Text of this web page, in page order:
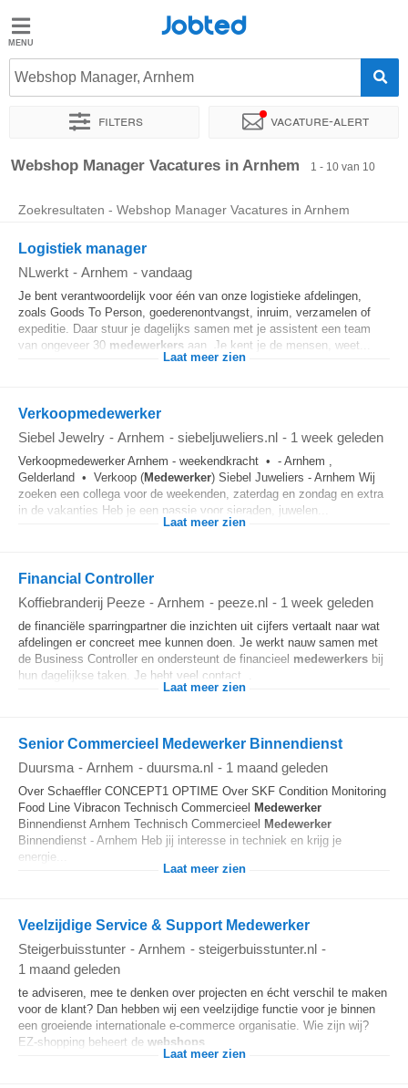
Jobted
Vacatures
Salarissen
Jobted
Webshop Manager, Arnhem
Filters Vacature-alert
Sorteer op Exacte locatie Soort dienstverband Werkuren
Webshop Manager Vacatures in Arnhem 1 - 10 van 10
Zoekresultaten - Webshop Manager Vacatures in Arnhem
Logistiek manager
NLwerkt - Arnhem - vandaag
Je bent verantwoordelijk voor één van onze logistieke afdelingen,
zoals Goods To Person, goederenontvangst, inruim, verzamelen of
expeditie. Daar stuur je dagelijks samen met je assistent een team
van ongeveer 30 medewerkers aan. Je kent je de mensen, weet...
Laat meer zien
Verkoopmedewerker
Siebel Jewelry - Arnhem - siebeljuweliers.nl - 1 week geleden
Verkoopmedewerker Arnhem - weekendkracht • - Arnhem ,
Gelderland • Verkoop (Medewerker) Siebel Juweliers - Arnhem Wij
zoeken een collega voor de weekenden, zaterdag en zondag en extra
in de vakanties Heb je een passie voor sieraden, juwelen...
Laat meer zien
Financial Controller
Koffiebranderij Peeze - Arnhem - peeze.nl - 1 week geleden
de financiële sparringpartner die inzichten uit cijfers vertaalt naar wat
afdelingen er concreet mee kunnen doen. Je werkt nauw samen met
de Business Controller en ondersteunt de financieel medewerkers bij
hun dagelijkse taken. Je hebt veel contact...
Laat meer zien
Senior Commercieel Medewerker Binnendienst
Duursma - Arnhem - duursma.nl - 1 maand geleden
Over Schaeffler CONCEPT1 OPTIME Over SKF Condition Monitoring
Food Line Vibracon Technisch Commercieel Medewerker
Binnendienst Arnhem Technisch Commercieel Medewerker
Binnendienst - Arnhem Heb jij interesse in techniek en krijg je
energie...
Laat meer zien
Veelzijdige Service & Support Medewerker
Steigerbuisstunter - Arnhem - steigerbuisstunter.nl -
1 maand geleden
te adviseren, mee te denken over projecten en écht verschil te maken
voor de klant? Dan hebben wij een veelzijdige functie voor je binnen
een groeiende internationale e-commerce organisatie. Wie zijn wij?
EZ-shopping beheert de webshops
Laat meer zien